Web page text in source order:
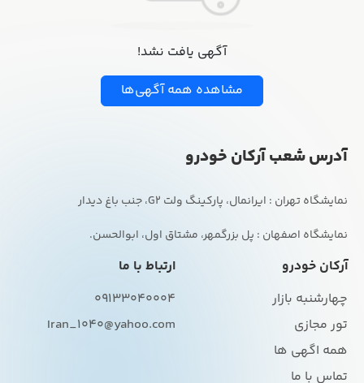
آگهی یافت نشد!
مشاهده همه آگهی‌ها
آدرس شعب آرکان خودرو
نمایشگاه اصفهان : پل بزرگمهر، مشتاق اول، ابوالحسن.
آرکان خودرو
چهارشنبه بازار
تور مجازی
همه اگهی ها
تماس با ما
ارتباط با ما
09133040004
Iran_1040@yahoo.com